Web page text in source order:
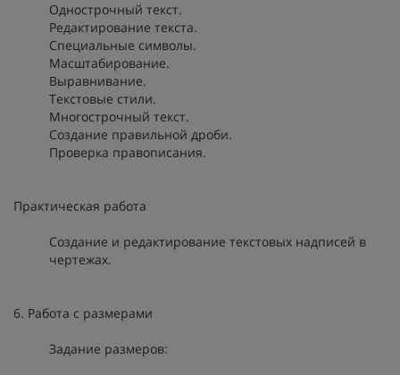
Однострочный текст.
Редактирование текста.
Специальные символы.
Масштабирование.
Выравнивание.
Текстовые стили.
Многострочный текст.
Создание правильной дроби.
Проверка правописания.
Практическая работа
Создание и редактирование текстовых надписей в
чертежах.
6. Работа с размерами
Задание размеров: